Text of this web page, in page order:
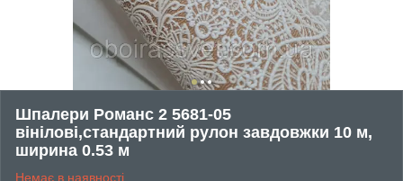
Шпалери Романс 2 5681-05
вінілові,стандартний рулон завдовжки 10 м,
ширина 0.53 м
Немає в наявності